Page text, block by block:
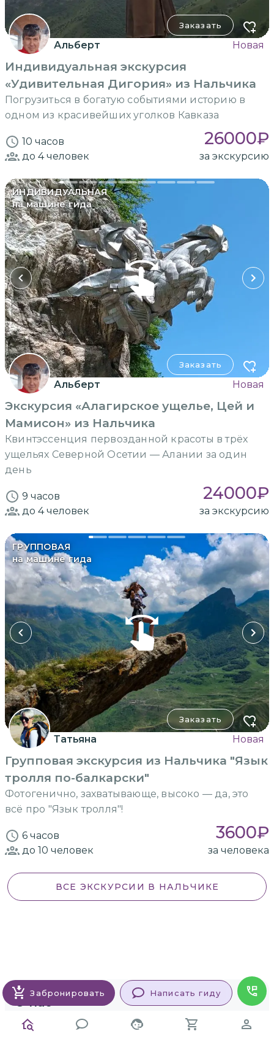
Заказать
Альберт Новая
Индивидуальная экскурсия
«Удивительная Дигория» из Нальчика
Погрузиться в богатую событиями историю в
одном из красивейших уголков Кавказа
10 часов 26000₽
до 4человек за экскурсию
ИНДИВИДУАЛЬНАЯ
на машине гида
Заказать
Альберт Новая
Экскурсия «Алагирское ущелье, Цей и
Мамисон» из Нальчика
Квинтэссенция первозданной красоты в трёх
ущельях Северной Осетии — Алании за один
день
9 часов 24000₽
до 4человек за экскурсию
ГРУППОВАЯ
на машине гида
Заказать
Татьяна Новая
Групповая экскурсия из Нальчика "Язык
тролля по-балкарски"
Фотогенично, захватывающе, высоко — да, это
всё про "Язык тролля"!
6 часов 3600₽
до 10 человек за человека
ВСЕ ЭКСКУРСИИ В НАЛЬЧИКЕ
Забронировать Написать гиду
О нас
Контакты и информация